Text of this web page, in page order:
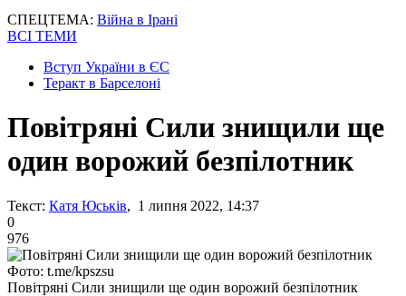
СПЕЦТЕМА: Війна в Ірані
ВСІ ТЕМИ
Вступ України в ЄС
Теракт в Барселоні
Повітряні Сили знищили ще
один ворожий безпілотник
Текст: Катя Юськів, 1 липня 2022, 14:37
0
976
Фото: t.me/kpszsu
Повітряні Сили знищили ще один ворожий безпілотник